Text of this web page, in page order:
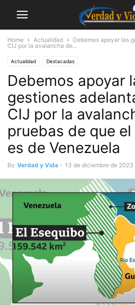
Home Actualidad
Debemos apoyar las
CIJ por la avalancha de...
Actualidad Destacadas
Debemos apoyar
gestiones
CIJ por la
pruebas de que
es de Venezuela
By Verdad y Vida - 13 de diciembre de 2023